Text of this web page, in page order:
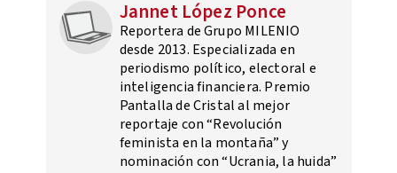
Jannet López Ponce
Reportera de Grupo MILENIO
desde 2013. Especializada en
periodismo político, electoral e
inteligencia financiera. Premio
Pantalla de Cristal al mejor
reportaje con “Revolución
feminista en la montaña” y
nominación con “Ucrania, la huida”